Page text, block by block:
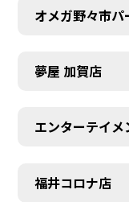
オメガ野々市
夢屋 加賀店
エンターテイ
福井コロナ店